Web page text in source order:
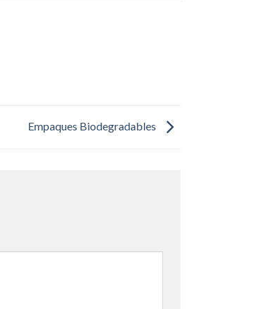
Empaques Biodegradables